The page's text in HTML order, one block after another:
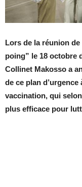
Lors de la réunion
poing” le 18 octobre
Collinet Makosso a
de ce plan
vaccination, qui
plus efficace pour